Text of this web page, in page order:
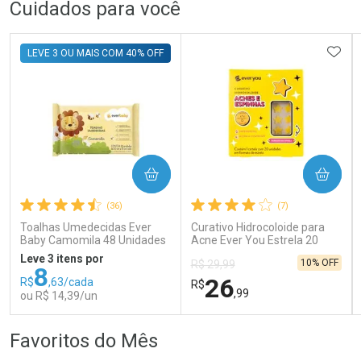
FECHAR
Laboratório
Comprar sem Desconto
Por R$ 107,99/cada
FECHAR
Por Menos
Comprar sem Desconto
Por R$ 107,99/cada
Comprar sem Desconto
Por R$ 478,99/cada
Por Menos
Comprar sem Desconto
Por R$ 478,99/cada
Cuidados para você
(36)
Toalhas Umedecidas Ever
Baby Camomila 48 Unidades
LEVE 3 OU MAIS COM 40% OFF
Leve 3 itens por
R$8,63/cada
ou R$ 14,39/un
COMPRAR
(7)
Curativo Hidrocoloide para
Acne Ever You Estrela 20
R$ 29,99
R$26,99
10% OFF
COMPRAR
Favoritos do Mês